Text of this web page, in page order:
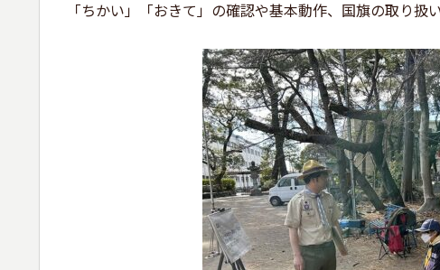
「ちかい」「おきて」の確認や基本動作、国旗の取り扱